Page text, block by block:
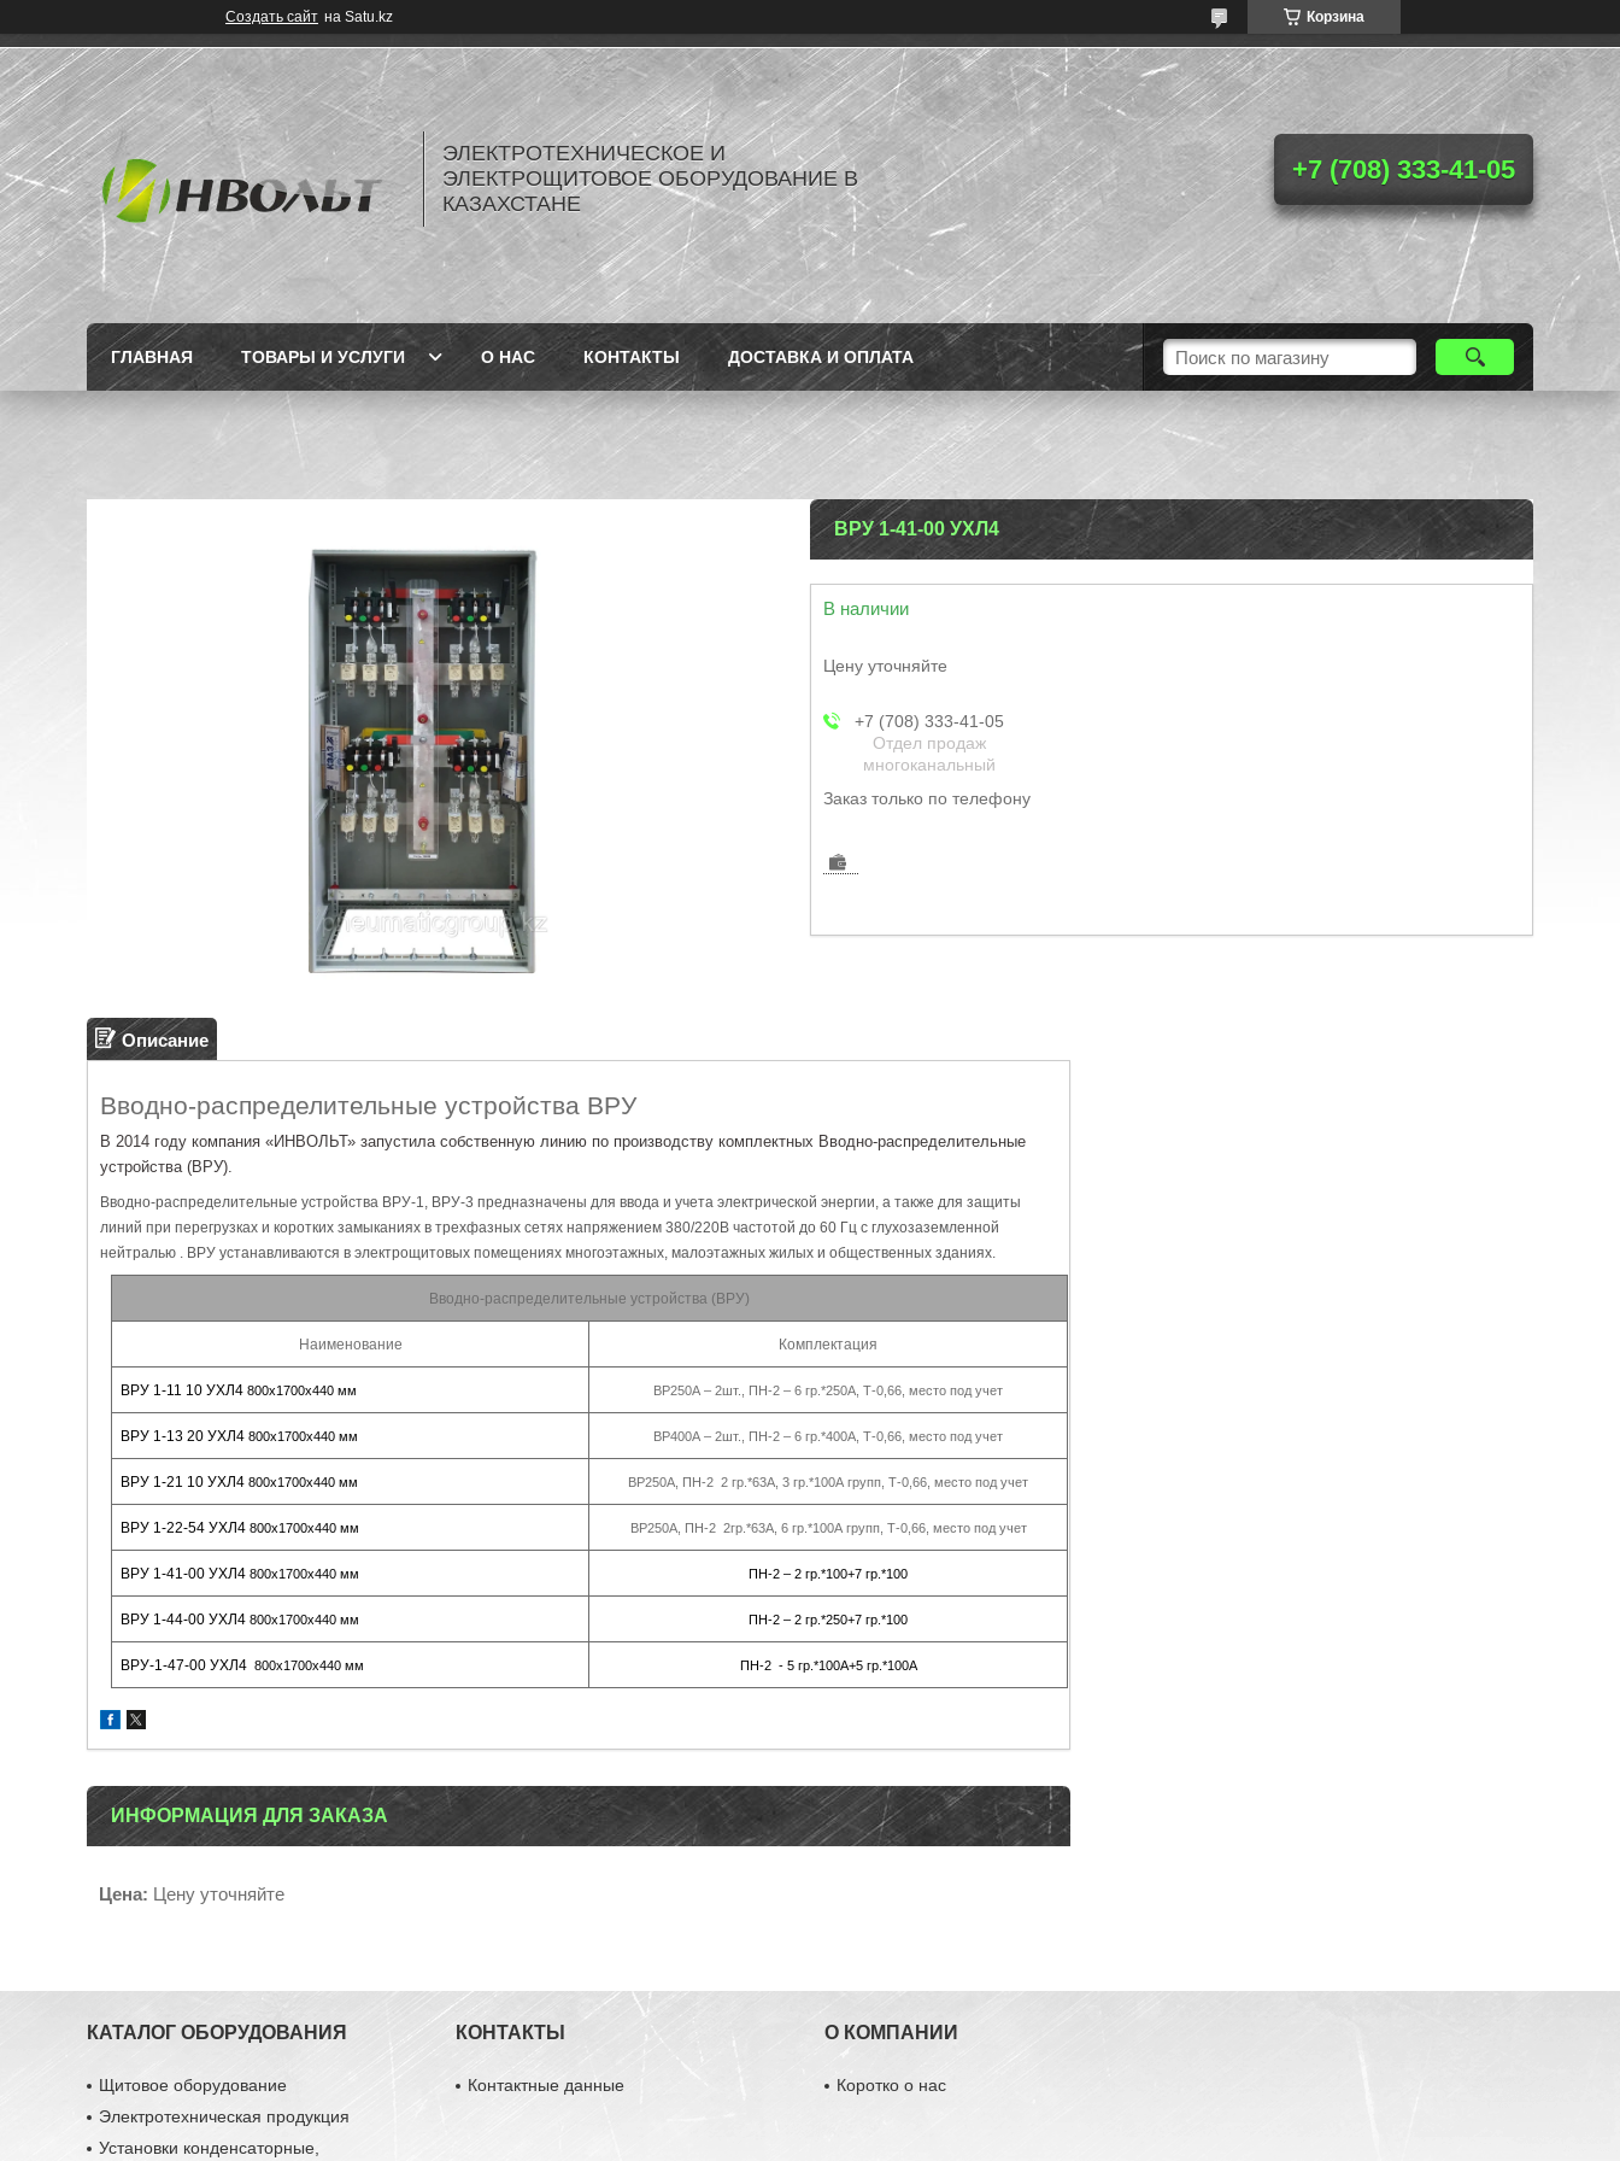
Создать сайт на Satu.kz Корзина
ЭЛЕКТРОТЕХНИЧЕСКОЕ И
ЭЛЕКТРОЩИТОВОЕ ОБОРУДОВАНИЕ В
КАЗАХСТАНЕ
+7 (708) 333-41-05
ГЛАВНАЯ ТОВАРЫ И УСЛУГИ О НАС КОНТАКТЫ ДОСТАВКА И ОПЛАТА
ВРУ 1-41-00 УХЛ4
В наличии
Цену уточняйте
+7 (708) 333-41-05
Отдел продаж
многоканальный
Заказ только по телефону
Описание
Вводно-распределительные устройства ВРУ
В 2014 году компания «ИНВОЛЬТ» запустила собственную линию по производству комплектных Вводно-распределительные
устройства (ВРУ).
Вводно-распределительные устройства ВРУ-1, ВРУ-3 предназначены для ввода и учета электрической энергии, а также для защиты
линий при перегрузках и коротких замыканиях в трехфазных сетях напряжением 380/220В частотой до 60 Гц с глухозаземленной
нейтралью . ВРУ устанавливаются в электрощитовых помещениях многоэтажных, малоэтажных жилых и общественных зданиях.
Вводно-распределительные устройства (ВРУ)
Наименование Комплектация
ВРУ 1-11 10 УХЛ4800х1700х440 мм ВР250А – 2шт., ПН-2 – 6 гр.*250А, Т-0,66, место под учет
ВРУ 1-13 20 УХЛ4800х1700х440 мм ВР400А – 2шт., ПН-2 – 6 гр.*400А, Т-0,66, место под учет
ВРУ 1-21 10 УХЛ4800х1700х440 мм ВР250А, ПН-2 2 гр.*63А, 3 гр.*100А групп, Т-0,66, место под учет
ВРУ 1-22-54 УХЛ4800х1700х440 мм ВР250А, ПН-2 2гр.*63А, 6 гр.*100А групп, Т-0,66, место под учет
ВРУ 1-41-00 УХЛ4800х1700х440 мм ПН-2 – 2 гр.*100+7 гр.*100
ВРУ 1-44-00 УХЛ4800х1700х440 мм ПН-2 – 2 гр.*250+7 гр.*100
ВРУ-1-47-00 УХЛ4800х1700х440 мм ПН-2 - 5 гр.*100А+5 гр.*100А
ИНФОРМАЦИЯ ДЛЯ ЗАКАЗА
Цена: Цену уточняйте
КАТАЛОГ ОБОРУДОВАНИЯ
Щитовое оборудование
Электротехническая продукция
Установки конденсаторные,
КОНТАКТЫ
Контактные данные
О КОМПАНИИ
Коротко о нас